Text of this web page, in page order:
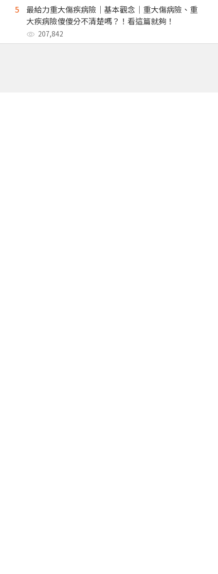
5
最給力重大傷疾病險｜基本觀念｜重大傷病險、重
大疾病險傻傻分不清楚嗎？！看這篇就夠！
207,842